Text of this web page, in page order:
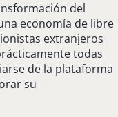
del
economía de libre
extranjeros
todas
de la plataforma
su